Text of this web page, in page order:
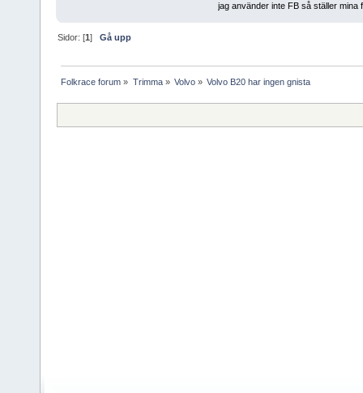
jag använder inte FB så ställer mina
Sidor: [1]Gå upp
Folkrace forum » Trimma» Volvo» Volvo B20 har ingen gnista